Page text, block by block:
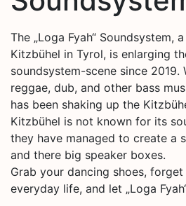
The „Loga Fyah“ Soundsystem,
Kitzbühel in Tyrol, is enlarging
soundsystem-scene since 2019.
reggae, dub, and other bass
has been shaking up the
Kitzbühel is not known for its
they have managed to create a
and there big speaker boxes.
Grab your dancing shoes,
everyday life, and let „Loga